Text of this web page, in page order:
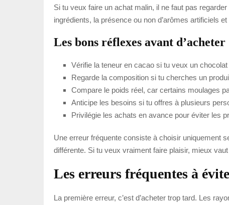
Si tu veux faire un achat malin, il ne faut pas
ingrédients, la présence ou non d’arômes artificiels
Les bons réflexes avant d’acheter
Vérifie la teneur en cacao si tu veux un
Regarde la composition si tu cherches un
Compare le poids réel, car certains moulages
Anticipe les besoins si tu offres à plusieurs
Privilégie les achats en avance pour éviter les
Une erreur fréquente consiste à choisir uniquement
différente. Si tu veux vraiment faire plaisir, mieux
Les erreurs fréquentes à
La première erreur, c’est d’acheter trop tard. Les